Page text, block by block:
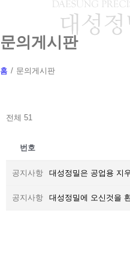
문의게시판
홈 / 문의게시판
전체 51
번호
공지사항 대성정밀은 공업용 지
공지사항 대성정밀에 오신것을